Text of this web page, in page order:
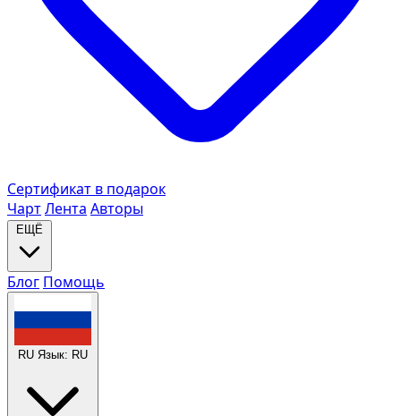
Сертификат в подарок
ЧартЛента Авторы
ЕЩЁ
Блог Помощь
RU Язык: RU